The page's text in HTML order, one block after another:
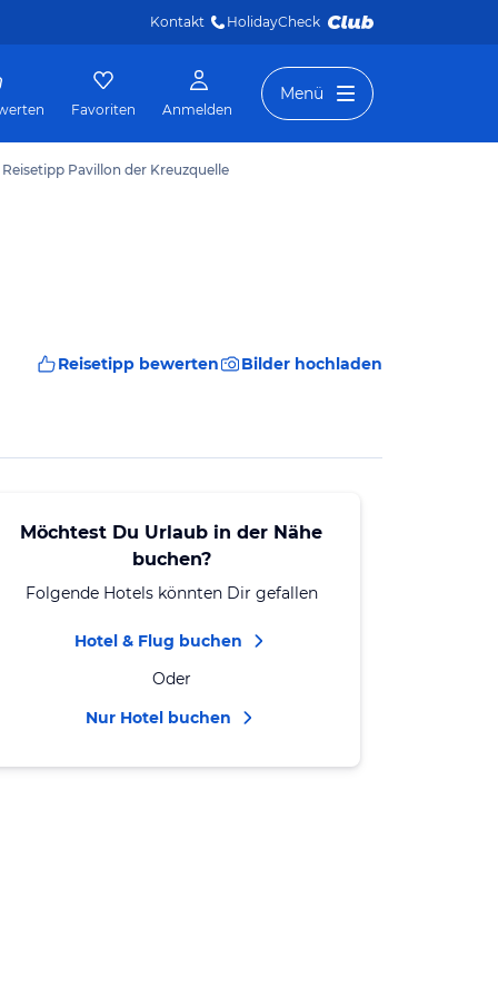
Kontakt HolidayCheck
Favoriten Anmelden
Menü
Reisetipp Pavillon der Kreuzquelle
Reisetipp bewerten Bilder hochladen
Möchtest Du Urlaub in der Nähe
buchen?
Folgende Hotels könnten Dir gefallen
Hotel & Flug buchen
Oder
Nur Hotel buchen